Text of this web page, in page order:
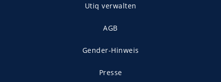
Utiq verwalten
AGB
Gender-Hinweis
Presse